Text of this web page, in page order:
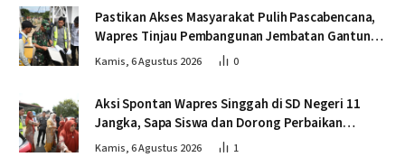
Pastikan Akses Masyarakat Pulih Pascabencana,
Wapres Tinjau Pembangunan Jembatan Gantung
Kendawi
Kamis, 6 Agustus 2026 0
Aksi Spontan Wapres Singgah di SD Negeri 11
Jangka, Sapa Siswa dan Dorong Perbaikan
Sekolah
Kamis, 6 Agustus 2026 1